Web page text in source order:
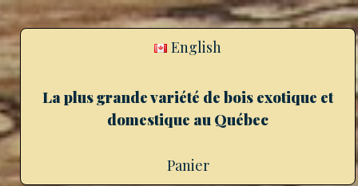
English
La plus grande variété de bois exotique et
domestique au Québec
Panier